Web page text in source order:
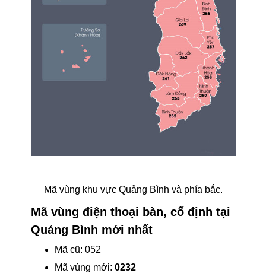
Mã vùng khu vực Quảng Bình và phía bắc.
Mã vùng điện thoại bàn, cố định tại
Quảng Bình mới nhất
Mã cũ: 052
Mã vùng mới: 0232